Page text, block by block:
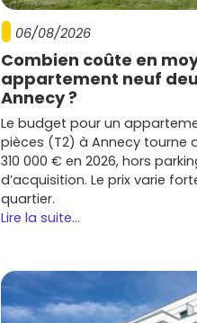
06/08/2026
Combien coûte en
appartement neuf
Annecy ?
Le budget pour un
pièces (T2) à Annecy tourne
310 000 € en 2026, hors
d’acquisition. Le prix varie
quartier.
Lire la suite...